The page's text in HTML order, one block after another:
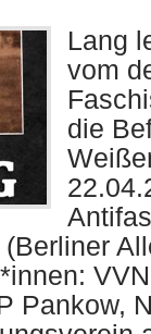
Lang
vom
die
Pankow,